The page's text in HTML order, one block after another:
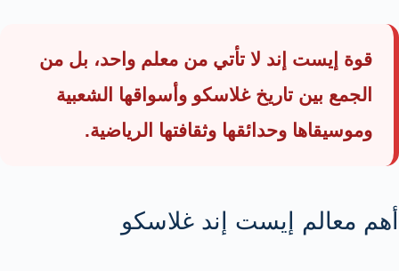
قوة إيست إند لا تأتي من معلم واحد، بل من
الجمع بين تاريخ غلاسكو وأسواقها الشعبية
وموسيقاها وحدائقها وثقافتها الرياضية.
أهم معالم إيست إند غلاسكو